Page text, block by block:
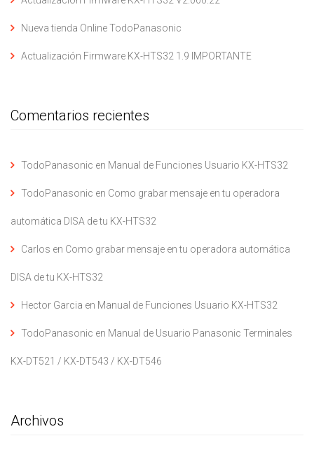
Nueva tienda Online TodoPanasonic
Actualización Firmware KX-HTS32 1.9 IMPORTANTE
Comentarios recientes
TodoPanasonic en Manual de Funciones Usuario KX-HTS32
TodoPanasonic en Como grabar mensaje en tu operadora
automática DISA de tu KX-HTS32
Carlos en Como grabar mensaje en tu operadora automática
DISA de tu KX-HTS32
Hector Garcia en Manual de Funciones Usuario KX-HTS32
TodoPanasonic en Manual de Usuario Panasonic Terminales
KX-DT521 / KX-DT543 / KX-DT546
Archivos